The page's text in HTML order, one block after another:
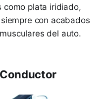
como plata iridiado,
con acabados
del auto.